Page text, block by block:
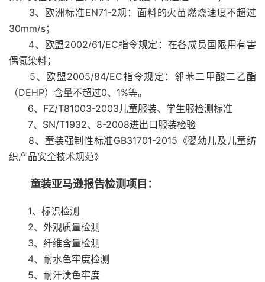
3、欧洲标准EN71-2规：面料的火苗燃烧速度不超过
30mm/s；
4、欧盟2002/61/EC指令规定：在各成员国限用有害
偶氮染料；
5、欧盟2005/84/EC指令规定：邻苯二甲酸二乙酯
（DEHP）含量不超过0、1%等。
6、FZ/T81003-2003儿童服装、学生服检测标准
7、SN/T1932、8-2008进出口服装检验
8、童装强制性标准GB31701-2015《婴幼儿及儿童纺
织产品安全技术规范》
童装亚马逊报告检测项目：
1、标识检测
2、外观质量检测
3、纤维含量检测
4、耐水色牢度检测
5、耐汗渍色牢度